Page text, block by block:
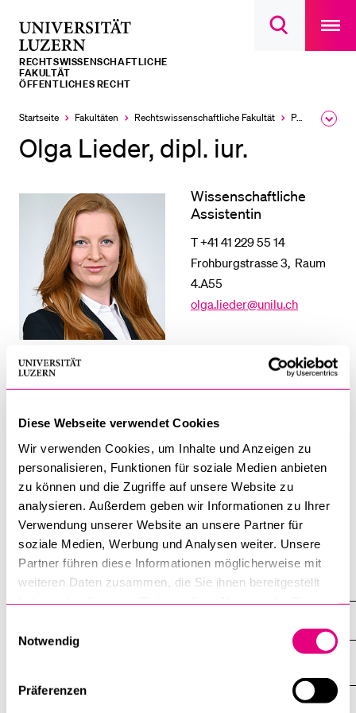
Diese Webseite verwendet Cookies
Wir verwenden Cookies, um Inhalte und Anzeigen zu
personalisieren, Funktionen für soziale Medien anbieten
zu können und die Zugriffe auf unsere Website zu
analysieren. Außerdem geben wir Informationen zu Ihrer
Verwendung unserer Website an unsere Partner für
soziale Medien, Werbung und Analysen weiter. Unsere
Partner führen diese Informationen möglicherweise mit
weiteren Daten zusammen, die Sie ihnen bereitgestellt
Notwendig
Präferenzen
Suchdialog
main
RECHTS­­WISSENSCHAFTLICHE
FAKULTÄT
ÖFFENTLICHES RECHT
Startseite Fakultäten Rechtswissenschaftliche Fakultät Professuren
Norer Roland
Olga Lieder, dipl. iur.
Wissenschaftliche
Assistentin
T +41 41 229 55 14
Frohburgstrasse 3, Raum
4.A55
olga.lieder@unilu.ch
CV
CV
Olga Lieder ist seit dem 1. Januar 2026 als wissenschafltiche
Assistentin bei den Lehrstühlen von Frau Prof. Karin Müller und
Herr Prof. Roland Norer tätig.
LETZTE SUCHEN
Sie haben noch keine Suche getätigt.
Schulklassen und Lehrpersonen
Studien­interessierte
Studierende
Forschende
Mitarbeitende
Alumni
Stellensuchende
Förderer
Vorlesungsverzeichnis
Bibliothek
Sportangebot
Menuplan Mensa
Anmeldung und Zulassung